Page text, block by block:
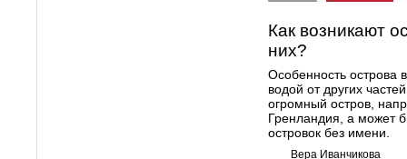
Как возникают
них?
Особенность острова
водой от других
огромный остров,
Гренландия, а может
островок без имени.
Вера Иванчикова